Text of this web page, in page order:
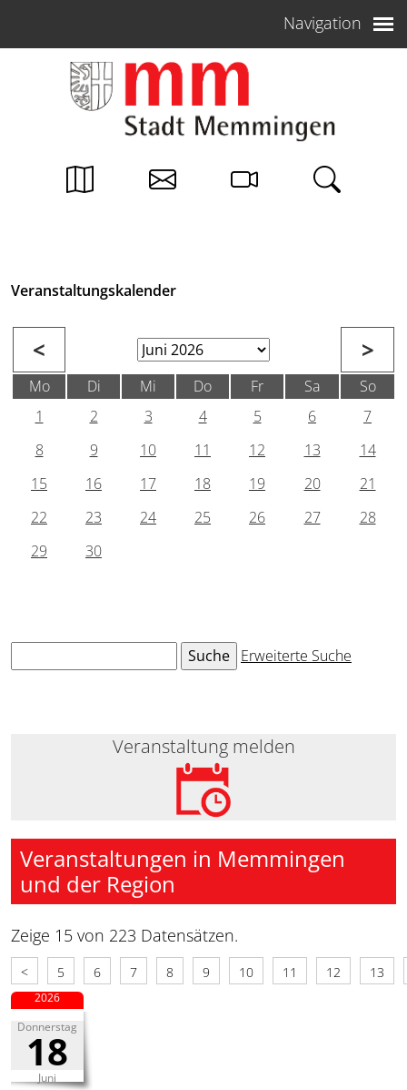
Navigation
Veranstaltungskalender
< >
Mo Di Mi Do Fr Sa
So
1
2 3 4 5 6
7
8
9 10 11 12 13
14
15
16 17 18 19 20
21
22
23 24 25 26 27
28
29
30
Erweiterte Suche
Veranstaltung melden
Veranstaltungen in Memmingen
und der Region
Zeige 15 von 223 Datensätzen.
< 5 6 7 8 9 10 11 12 13
Donnerstag
18
Juni
2026